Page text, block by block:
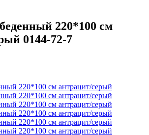
220*100 см
0144-72-7